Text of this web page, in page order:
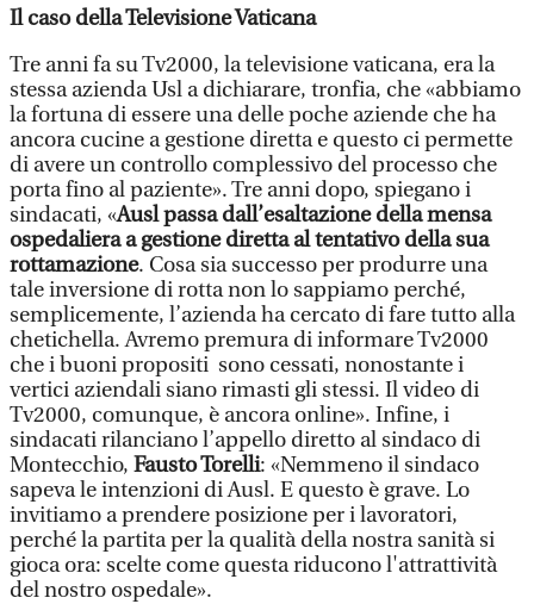
Il caso della Televisione Vaticana
Tre anni fa su Tv2000, la televisione vaticana, era la
stessa azienda Usl a dichiarare, tronfia, che «abbiamo
la fortuna di essere una delle poche aziende che ha
ancora cucine a gestione diretta e questo ci permette
di avere un controllo complessivo del processo che
porta fino al paziente». Tre anni dopo, spiegano i
sindacati, «Ausl passa dall’esaltazione della mensa
ospedaliera a gestione diretta al tentativo della sua
rottamazione. Cosa sia successo per produrre una
tale inversione di rotta non lo sappiamo perché,
semplicemente, l’azienda ha cercato di fare tutto alla
chetichella. Avremo premura di informare Tv2000
che i buoni propositi sono cessati, nonostante i
vertici aziendali siano rimasti gli stessi. Il video di
Tv2000, comunque, è ancora online». Infine, i
sindacati rilanciano l’appello diretto al sindaco di
Montecchio, Fausto Torelli: «Nemmeno il sindaco
sapeva le intenzioni di Ausl. E questo è grave. Lo
invitiamo a prendere posizione per i lavoratori,
perché la partita per la qualità della nostra sanità si
gioca ora: scelte come questa riducono l'attrattività
del nostro ospedale».